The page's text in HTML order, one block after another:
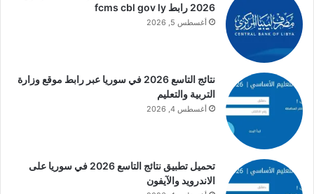
2026 رابط fcms cbl gov ly
أغسطس 5, 2026
نتائج التاسع 2026 في سوريا عبر رابط موقع وزارة
التربية والتعليم
أغسطس 4, 2026
تحميل تطبيق نتائج التاسع 2026 في سوريا على
الاندرويد والآيفون